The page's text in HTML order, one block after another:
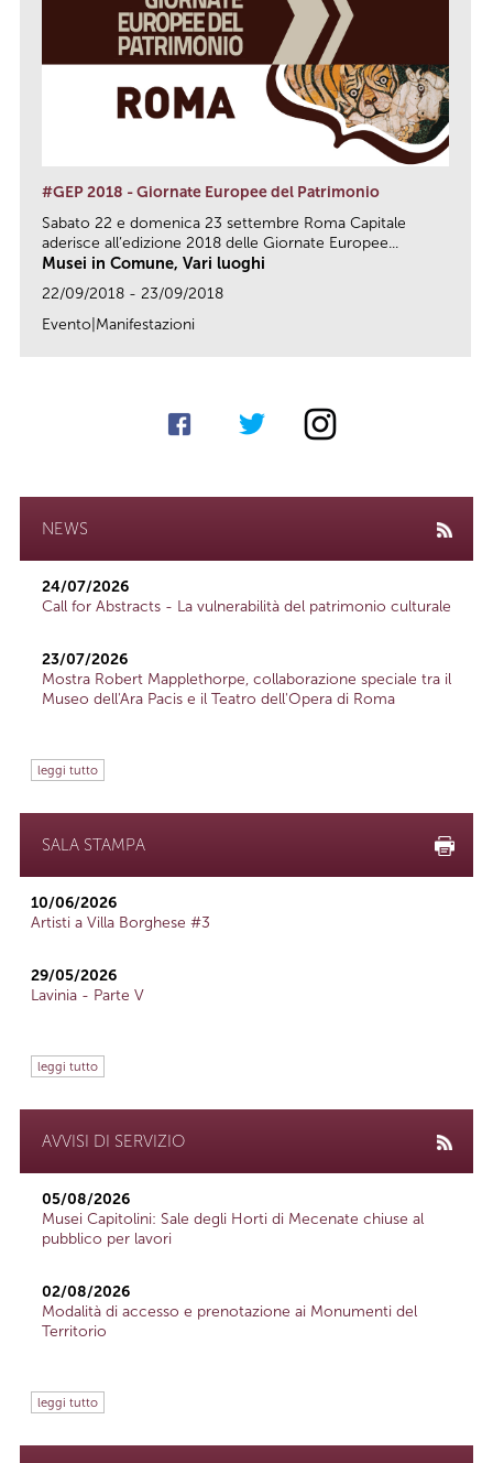
#GEP 2018 - Giornate Europee del Patrimonio
Sabato 22 e domenica 23 settembre Roma Capitale
aderisce all’edizione 2018 delle Giornate Europee...
Musei in Comune, Vari luoghi
22/09/2018 - 23/09/2018
Evento|Manifestazioni
NEWS
24/07/2026
Call for Abstracts - La vulnerabilità del patrimonio culturale
23/07/2026
Mostra Robert Mapplethorpe, collaborazione speciale tra il
Museo dell'Ara Pacis e il Teatro dell'Opera di Roma
leggi tutto
SALA STAMPA
10/06/2026
Artisti a Villa Borghese #3
29/05/2026
Lavinia - Parte V
leggi tutto
AVVISI DI SERVIZIO
05/08/2026
Musei Capitolini: Sale degli Horti di Mecenate chiuse al
pubblico per lavori
02/08/2026
Modalità di accesso e prenotazione ai Monumenti del
Territorio
leggi tutto